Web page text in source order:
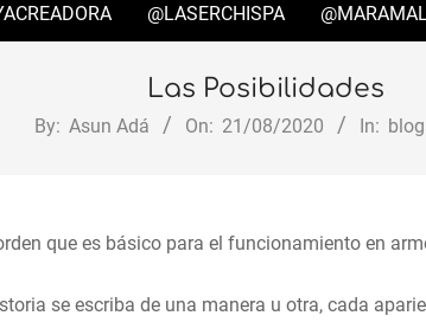
Secondary
Menu
@LASERCHISPA
Las Posibilidades
By: Asun Adá On: 21/08/2020 In:
que es básico para el funcionamiento en
se escriba de una manera u otra, cada